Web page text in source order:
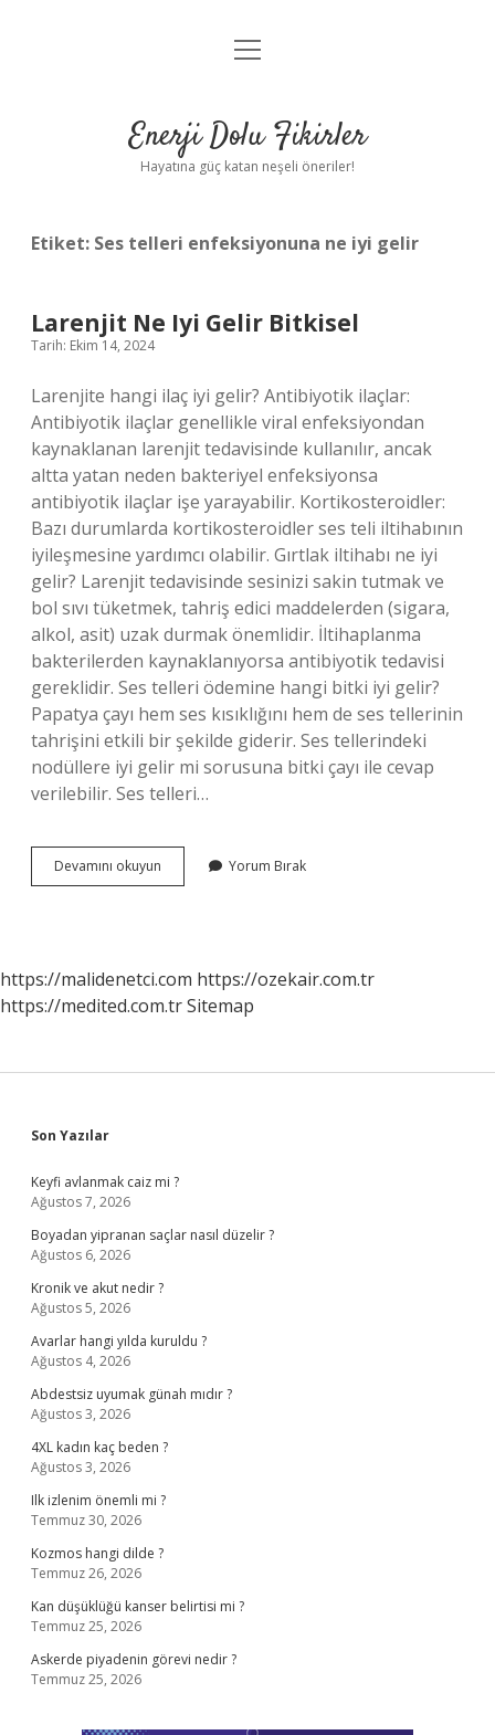
Anasayfa
Yasal Uyarı
menüyü
Enerji Dolu Fikirler
Hayatına güç katan neşeli öneriler!
Etiket: Ses telleri enfeksiyonuna ne iyi gelir
Larenjit Ne Iyi Gelir Bitkisel
Tarih: Ekim 14, 2024
Larenjite hangi ilaç iyi gelir? Antibiyotik ilaçlar:
Antibiyotik ilaçlar genellikle viral enfeksiyondan
kaynaklanan larenjit tedavisinde kullanılır, ancak
altta yatan neden bakteriyel enfeksiyonsa
antibiyotik ilaçlar işe yarayabilir. Kortikosteroidler:
Bazı durumlarda kortikosteroidler ses teli iltihabının
iyileşmesine yardımcı olabilir. Gırtlak iltihabı ne iyi
gelir? Larenjit tedavisinde sesinizi sakin tutmak ve
bol sıvı tüketmek, tahriş edici maddelerden (sigara,
alkol, asit) uzak durmak önemlidir. İltihaplanma
bakterilerden kaynaklanıyorsa antibiyotik tedavisi
gereklidir. Ses telleri ödemine hangi bitki iyi gelir?
Papatya çayı hem ses kısıklığını hem de ses tellerinin
tahrişini etkili bir şekilde giderir. Ses tellerindeki
nodüllere iyi gelir mi sorusuna bitki çayı ile cevap
verilebilir. Ses telleri…
Devamını okuyun
Ne
Yorum Bırak
https://malidenetci.com https://ozekair.com.tr
https://medited.com.trSitemap
Sidebar
Son Yazılar
Keyfi avlanmak caiz mi ?
Ağustos 7, 2026
Boyadan yipranan saçlar nasıl düzelir ?
Ağustos 6, 2026
Kronik ve akut nedir ?
Ağustos 5, 2026
Avarlar hangi yılda kuruldu ?
Ağustos 4, 2026
Abdestsiz uyumak günah mıdır ?
Ağustos 3, 2026
4XL kadın kaç beden ?
Ağustos 3, 2026
Ilk izlenim önemli mi ?
Temmuz 30, 2026
Kozmos hangi dilde ?
Temmuz 26, 2026
Kan düşüklüğü kanser belirtisi mi ?
Temmuz 25, 2026
Askerde piyadenin görevi nedir ?
Temmuz 25, 2026